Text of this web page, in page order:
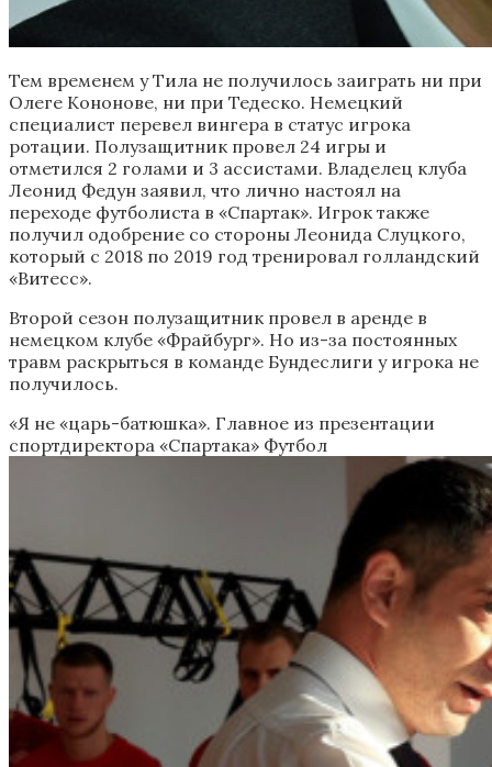
Тем временем у Тила не получилось заиграть ни при
Олеге Кононове, ни при Тедеско. Немецкий
специалист перевел вингера в статус игрока
ротации. Полузащитник провел 24 игры и
отметился 2 голами и 3 ассистами. Владелец клуба
Леонид Федун заявил, что лично настоял на
переходе футболиста в «Спартак». Игрок также
получил одобрение со стороны Леонида Слуцкого,
который с 2018 по 2019 год тренировал голландский
«Витесс».
Второй сезон полузащитник провел в аренде в
немецком клубе «Фрайбург». Но из-за постоянных
травм раскрыться в команде Бундеслиги у игрока не
получилось.
«Я не «царь-батюшка». Главное из презентации
спортдиректора «Спартака» Футбол